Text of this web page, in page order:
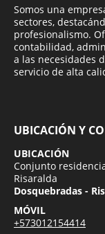
Somos una
sectores,
profesionalismo.
contabilidad,
a las necesidades
servicio de alta
UBICACIÓN Y
UBICACIÓN
Conjunto
Risaralda
Dosquebradas -
MÓVIL
+573012154414